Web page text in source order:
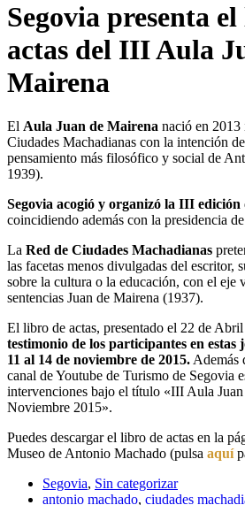
Segovia presenta
actas del III Aula
Mairena
El Aula Juan de Mairena nació en 2013
Ciudades Machadianas con la intención
pensamiento más filosófico y social de
1939).
Segovia acogió y organizó la III edición
coincidiendo además con la presidencia
La Red de Ciudades Machadianas
las facetas menos divulgadas del escritor,
sobre la cultura o la educación, con el eje
sentencias Juan de Mairena (1937).
El libro de actas, presentado el 22 de
testimonio de los participantes en estas
11 al 14 de noviembre de 2015. Además
canal de Youtube de Turismo de Segovia
intervenciones bajo el título «III Aula
Noviembre 2015».
Puedes descargar el libro de actas en la
Museo de Antonio Machado (pulsa aquí
Segovia, Sin categorizar
antonio machado, ciudades